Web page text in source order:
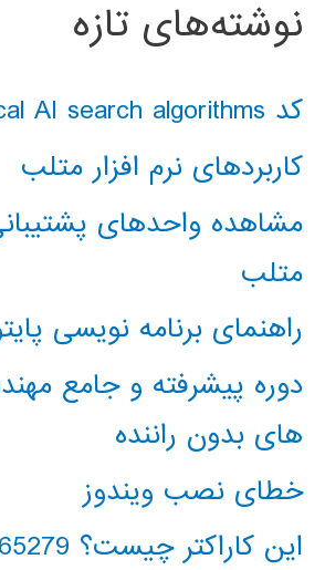
نوشته‌های تازه
کد classical AI search algorithms
کاربردهای نرم افزار متلب
مشاهده واحدهای
متلب
راهنمای برنامه نویسی
دوره پیشرفته و جامع
های بدون راننده
خطای نصب ویندوز
این کاراکتر چیست؟ 65279